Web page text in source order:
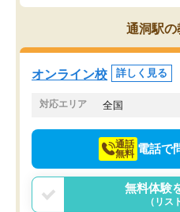
通洞駅
オンライン校 詳しく見る
対応エリア 全国
通話
無料 電話で
無料体験
（リス